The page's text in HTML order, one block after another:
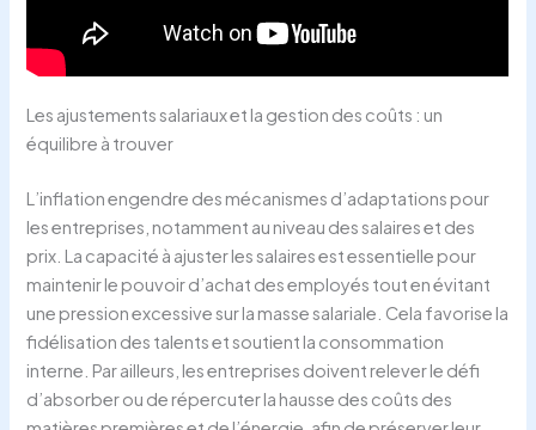
Les ajustements salariaux et la gestion des coûts : un
équilibre à trouver
L’inflation engendre des mécanismes d’adaptations pour
les entreprises, notamment au niveau des salaires et des
prix. La capacité à ajuster les salaires est essentielle pour
maintenir le pouvoir d’achat des employés tout en évitant
une pression excessive sur la masse salariale. Cela favorise la
fidélisation des talents et soutient la consommation
interne. Par ailleurs, les entreprises doivent relever le défi
d’absorber ou de répercuter la hausse des coûts des